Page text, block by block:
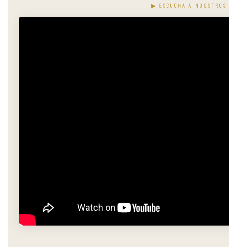
▶ ESCUCHA A NUESTROS